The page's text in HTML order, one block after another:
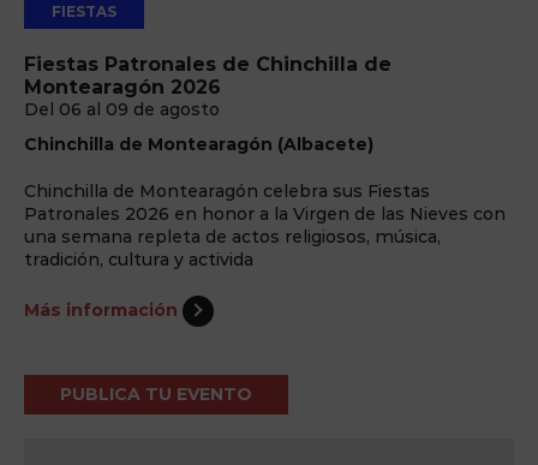
FIESTAS
Fiestas Patronales de Chinchilla de
Montearagón 2026
Del 06 al 09 de agosto
Chinchilla de Montearagón (Albacete)
Chinchilla de Montearagón celebra sus Fiestas
Patronales 2026 en honor a la Virgen de las Nieves con
una semana repleta de actos religiosos, música,
tradición, cultura y activida
Más información
PUBLICA TU EVENTO